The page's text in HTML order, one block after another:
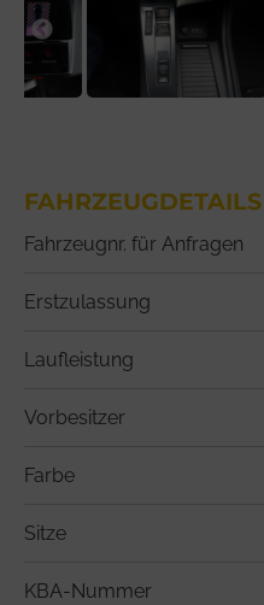
FAHRZEUGDETAILS
Fahrzeugnr. für Anfragen
Erstzulassung
Laufleistung
Vorbesitzer
Farbe
Sitze
KBA-Nummer